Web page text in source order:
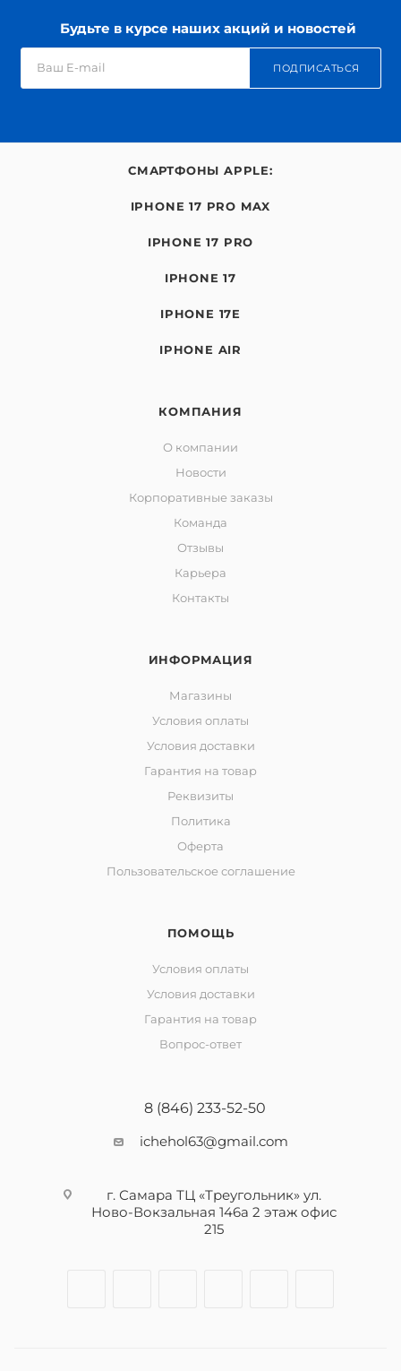
Будьте в курсе наших акций и новостей
ПОДПИСАТЬСЯ
СМАРТФОНЫ APPLE:
IPHONE 17 PRO MAX
IPHONE 17 PRO
IPHONE 17
IPHONE 17E
IPHONE AIR
КОМПАНИЯ
О компании
Новости
Корпоративные заказы
Команда
Отзывы
Карьера
Контакты
ИНФОРМАЦИЯ
Магазины
Условия оплаты
Условия доставки
Гарантия на товар
Реквизиты
Политика
Оферта
Пользовательское соглашение
ПОМОЩЬ
Условия оплаты
Условия доставки
Гарантия на товар
Вопрос-ответ
8 (846) 233-52-50
ichehol63@gmail.com
г. Самара ТЦ «Треугольник» ул.
Ново-Вокзальная 146а 2 этаж офис
215